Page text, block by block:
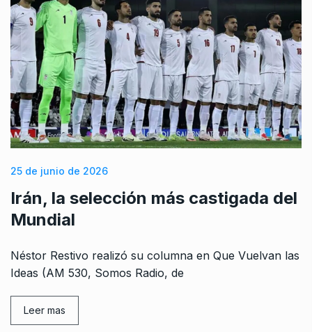
25 de junio de 2026
Irán, la selección más castigada del
Mundial
Néstor Restivo realizó su columna en Que Vuelvan las
Ideas (AM 530, Somos Radio, de
Leer mas